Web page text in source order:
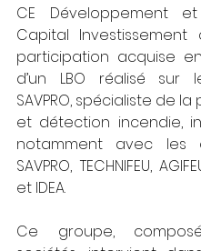
CE Développement
Capital
participation acquise
d’un LBO réalisé sur
SAVPRO, spécialiste de
et détection incendie,
notamment avec les
SAVPRO, TECHNIFEU,
et IDEA.
Ce groupe,